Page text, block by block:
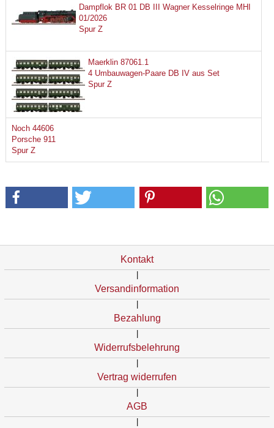
Dampflok BR 01 DB III Wagner Kesselringe MHI
01/2026
Spur Z
Maerklin 87061.1
4 Umbauwagen-Paare DB IV aus Set
Spur Z
Noch 44606
Porsche 911
Spur Z
Kontakt
Versandinformation
Bezahlung
Widerrufsbelehrung
Vertrag widerrufen
AGB